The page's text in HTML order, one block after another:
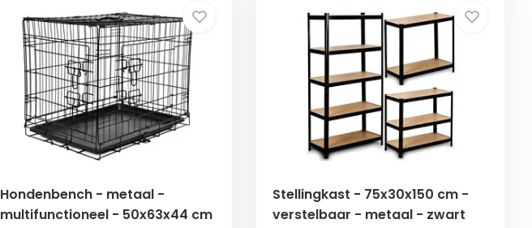
Hondenbench - metaal -
multifunctioneel - 50x63x44 cm
Stellingkast - 75x30x150 cm -
verstelbaar - metaal - zwart